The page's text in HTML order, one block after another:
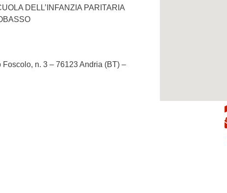
DELL’INFANZIA PARITARIA
n. 3 – 76123 Andria (BT) –